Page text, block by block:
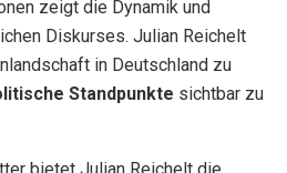
zeigt die Dynamik und
Diskurses. Julian Reichelt
in Deutschland zu
Standpunkte sichtbar zu